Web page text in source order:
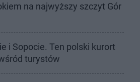
na najwyższy szczyt Gór
i Sopocie. Ten polski kurort
turystów